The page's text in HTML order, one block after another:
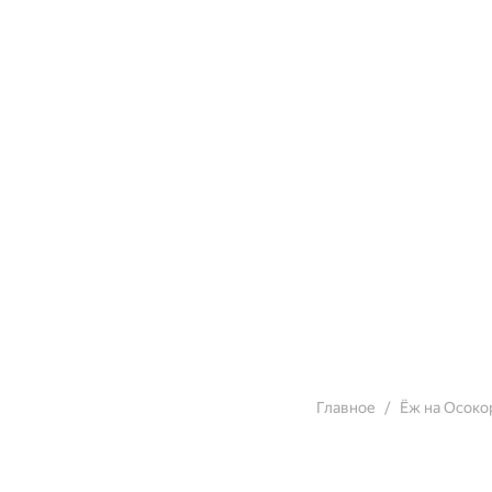
Главное Ёж на